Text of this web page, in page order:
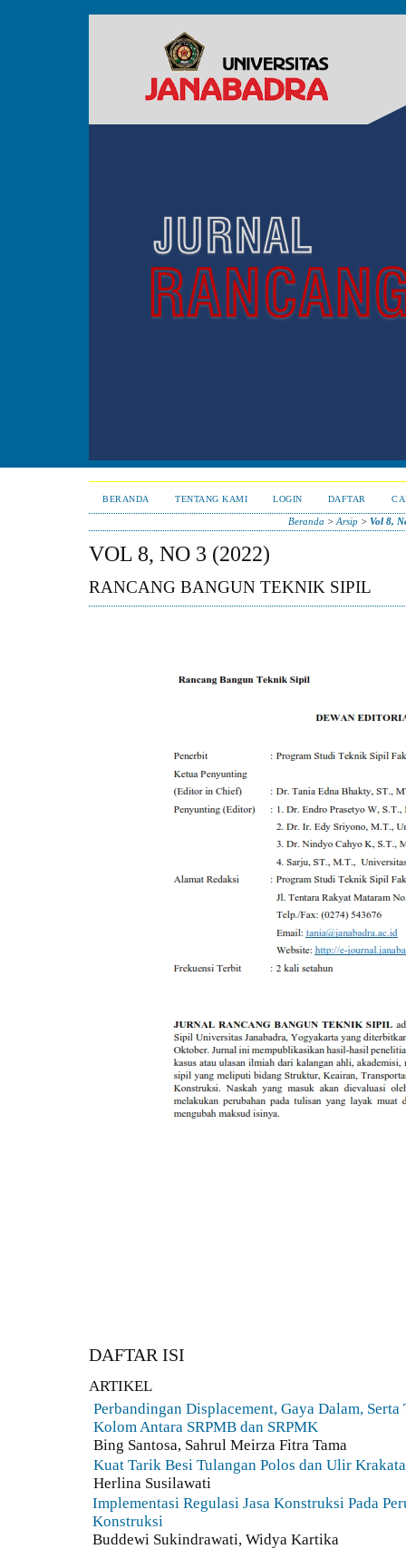
BERANDA TENTANG KAMI LOGIN DAFTAR
Beranda > Arsip> Vol 8,
VOL 8, NO 3 (2022)
RANCANG BANGUN TEKNIK SIPIL
DAFTAR ISI
ARTIKEL
Perbandingan Displacement, Gaya Dalam,
Kolom Antara SRPMB dan SRPMK
Bing Santosa, Sahrul Meirza Fitra Tama
Kuat Tarik Besi Tulangan Polos dan Ulir
Herlina Susilawati
Implementasi Regulasi Jasa Konstruksi Pada
Konstruksi
Buddewi Sukindrawati, Widya Kartika